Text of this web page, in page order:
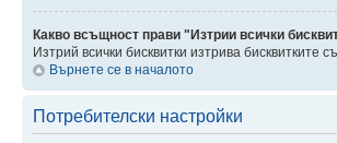
Какво всъщност прави "Изтрии всички
Изтрий всички бисквитки изтрива
Върнете се в началото
Потребителски настройки